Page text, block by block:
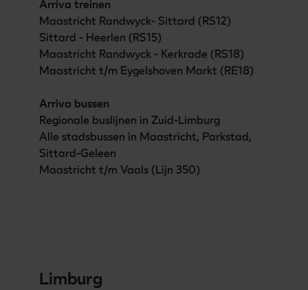
Arriva treinen
Maastricht Randwyck- Sittard (RS12)
Sittard - Heerlen (RS15)
Maastricht Randwyck - Kerkrade (RS18)
Maastricht t/m Eygelshoven Markt (RE18)
Arriva bussen
Regionale buslijnen in Zuid-Limburg
Alle stadsbussen in Maastricht, Parkstad,
Sittard-Geleen
Maastricht t/m Vaals (Lijn 350)
Limburg